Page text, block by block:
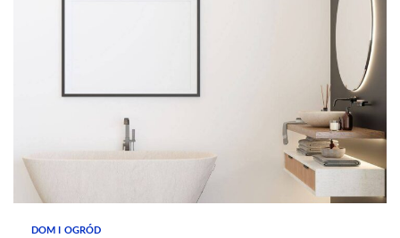
DOM I OGRÓD